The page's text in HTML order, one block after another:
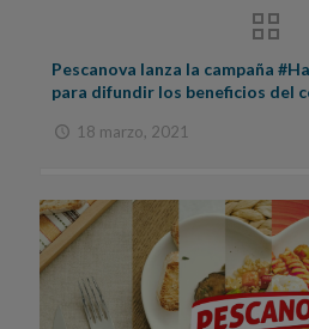
Pescanova lanza la campaña
para difundir los beneficios del
18 marzo, 2021